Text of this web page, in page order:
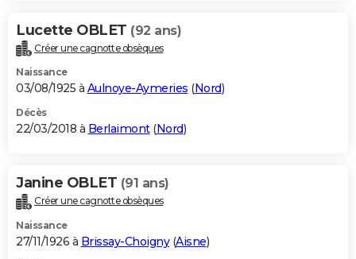
Lucette OBLET (92 ans)
Créer une cagnotte obsèques
Naissance
03/08/1925 à Aulnoye-Aymeries (Nord)
Décès
22/03/2018 à Berlaimont(Nord)
Janine OBLET (91 ans)
Créer une cagnotte obsèques
Naissance
27/11/1926 à Brissay-Choigny(Aisne)